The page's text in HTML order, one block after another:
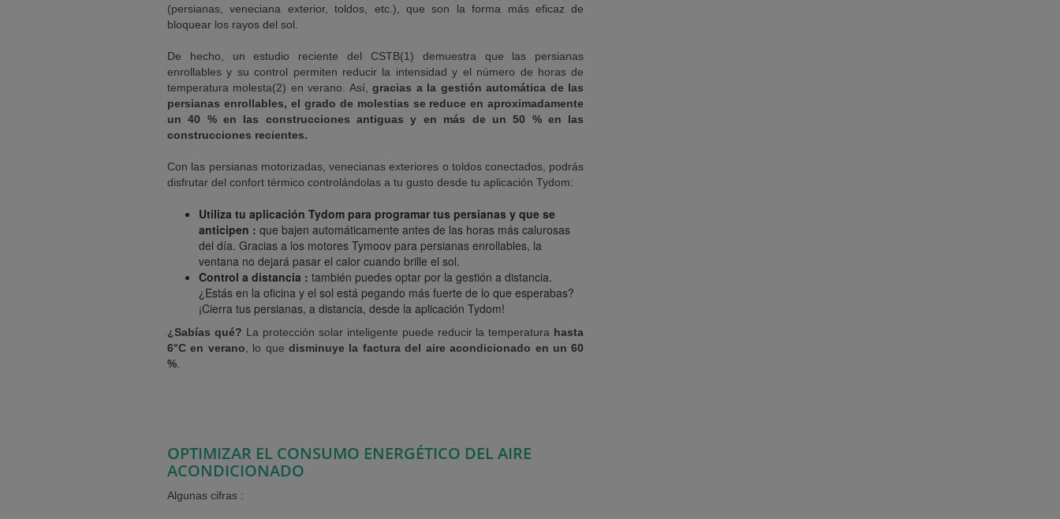
(persianas, veneciana exterior, toldos, etc.), que son la forma más eficaz de
bloquear los rayos del sol.
De hecho, un estudio reciente del CSTB(1) demuestra que las persianas
enrollables y su control permiten reducir la intensidad y el número de horas de
temperatura molesta(2) en verano. Así,gracias a la gestión automática de las
persianas enrollables, el grado de molestias se reduce en aproximadamente
un 40 % en las construcciones antiguas y en más de un 50 % en las
construcciones recientes.
Con las persianas motorizadas, venecianas exteriores o toldos conectados, podrás
disfrutar del confort térmico controlándolas a tu gusto desde tu aplicación Tydom:
Utiliza tu aplicación Tydom para programar tus persianas y que se
anticipen : que bajen automáticamente antes de las horas más calurosas
del día. Gracias a los motores Tymoov para persianas enrollables, la
ventana no dejará pasar el calor cuando brille el sol.
Control a distancia : también puedes optar por la gestión a distancia.
¿Estás en la oficina y el sol está pegando más fuerte de lo que esperabas?
¡Cierra tus persianas, a distancia, desde la aplicación Tydom!
¿Sabías qué? La protección solar inteligente puede reducir la temperatura hasta
6°C en verano , lo quedisminuye la factura del aire acondicionado en un 60
%
OPTIMIZAR EL CONSUMO ENERGÉTICO DEL AIRE
ACONDICIONADO
Algunas cifras :